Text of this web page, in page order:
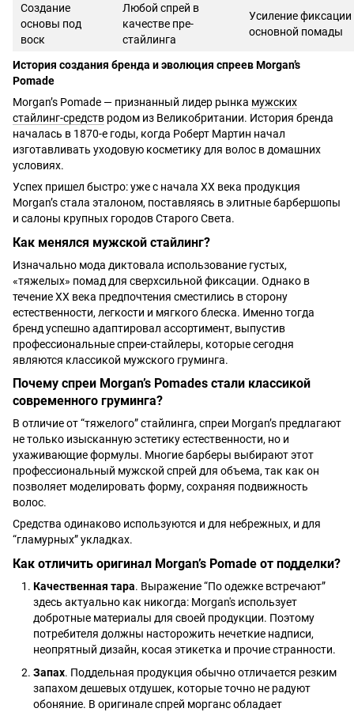
Создание
основы под
воск
Любой спрей в
качестве пре-
стайлинга
Усиление фиксации
основной помады
История создания бренда и эволюция спреев Morgan’s
Pomade
Morgan’s Pomade — признанный лидер рынка мужских
стайлинг-средств родом из Великобритании. История бренда
началась в 1870-е годы, когда Роберт Мартин начал
изготавливать уходовую косметику для волос в домашних
условиях.
Успех пришел быстро: уже с начала XX века продукция
Morgan’s стала эталоном, поставляясь в элитные барбершопы
и салоны крупных городов Старого Света.
Как менялся мужской стайлинг?
Изначально мода диктовала использование густых,
«тяжелых» помад для сверхсильной фиксации. Однако в
течение XX века предпочтения сместились в сторону
естественности, легкости и мягкого блеска. Именно тогда
бренд успешно адаптировал ассортимент, выпустив
профессиональные спреи-стайлеры, которые сегодня
являются классикой мужского груминга.
Почему спреи Morgan’s Pomades стали классикой
современного груминга?
В отличие от “тяжелого” стайлинга, спреи Morgan’s предлагают
не только изысканную эстетику естественности, но и
ухаживающие формулы. Многие барберы выбирают этот
профессиональный мужской спрей для объема, так как он
позволяет моделировать форму, сохраняя подвижность
волос.
Средства одинаково используются и для небрежных, и для
“гламурных” укладках.
Как отличить оригинал Morgan’s Pomade от подделки?
Качественная тара. Выражение “По одежке встречают”
здесь актуально как никогда: Morgan's использует
добротные материалы для своей продукции. Поэтому
потребителя должны насторожить нечеткие надписи,
неопрятный дизайн, косая этикетка и прочие странности.
Запах. Поддельная продукция обычно отличается резким
запахом дешевых отдушек, которые точно не радуют
обоняние. В оригинале спрей морганс обладает